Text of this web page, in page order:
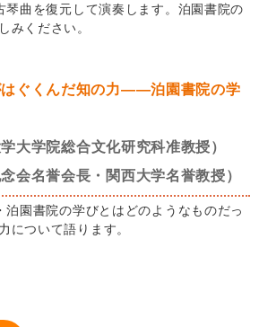
琴曲を復元して演奏します。泊園書院の
みください。
はぐくんだ知の力――泊園書院の学
大学院総合文化研究科准教授）
名誉会長・関西大学名誉教授）
園書院の学びとはどのようなものだっ
について語ります。